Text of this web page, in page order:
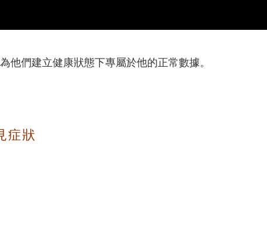
們建立健康狀態下專屬於他的正常數據。
症狀